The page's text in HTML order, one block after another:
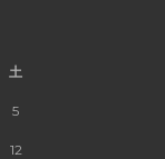
土
5
12